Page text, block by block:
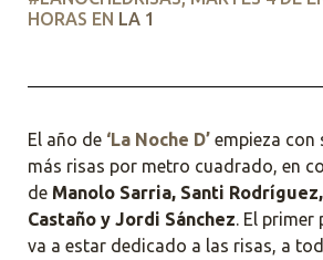
HORAS EN LA 1
El año de ‘La Noche D’ empieza con
más risas por metro cuadrado, en
de Manolo Sarria, Santi
Castaño y Jordi Sánchez. El primer
va a estar dedicado a las risas, a